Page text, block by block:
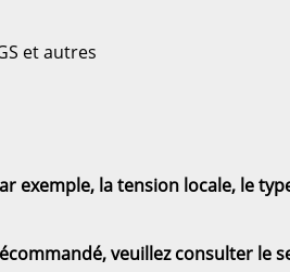
et autres
exemple, la tension locale, le
veuillez consulter le